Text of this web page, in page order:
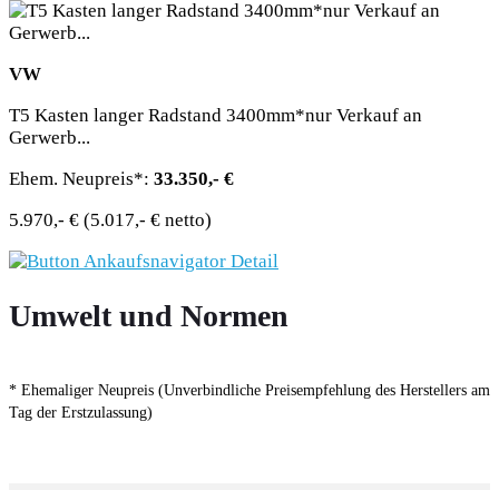
VW
T5 Kasten langer Radstand 3400mm*nur Verkauf an
Gerwerb...
Ehem. Neupreis*: 33.350,- €
5.970,- € (5.017,- € netto)
Umwelt und Normen
* Ehemaliger Neupreis (Unverbindliche Preisempfehlung des Herstellers am
Tag der Erstzulassung)